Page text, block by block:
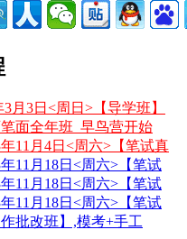
月3日<周日>【导学班】
面全年班_早鸟营开始
11月4日<周六>【笔试真
11月18日<周六>【笔试
11月18日<周六>【笔试
11月18日<周六>【笔试
批改班】,模考+手工